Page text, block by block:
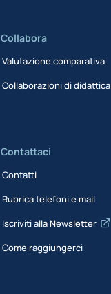
Collabora
Valutazione comparativa
Collaborazioni di didattica
Contattaci
Contatti
Rubrica telefoni e mail
Iscriviti alla Newsletter
Come raggiungerci